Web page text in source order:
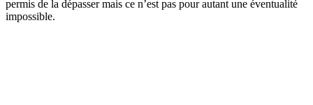
permis de la dépasser mais ce n’est pas pour autant une éventualité
impossible.